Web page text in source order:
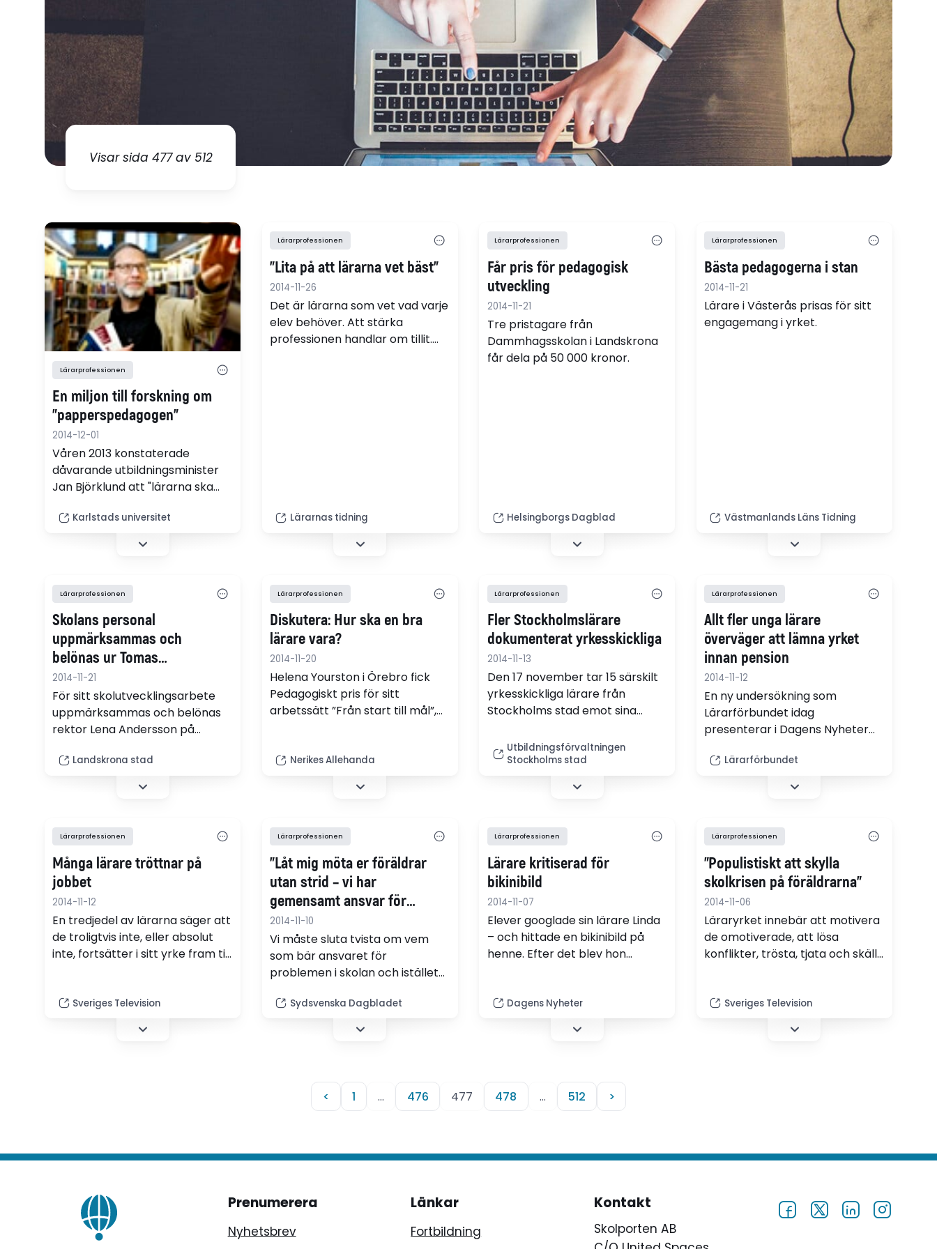
Visar sida 477 av 512
Lärarprofessionen
En miljon till forskning om
"papperspedagogen"
2014-12-01
Våren 2013 konstaterade
dåvarande utbildningsminister
Jan Björklund att "lärarna ska
byråkrati". Åtgärder sattes in.
Men vad har hänt i praktiken?
universitet, ta reda på.
Karlstads universitet
Lärarprofessionen
"Lita på att lärarna vet bäst"
2014-11-26
Det är lärarna som vet vad varje
elev behöver. Att stärka
professionen handlar om tillit.
Lärarnas tidning
Lärarprofessionen
Får pris för pedagogisk
utveckling
2014-11-21
Tre pristagare från
Dammhagsskolan i Landskrona
får dela på 50 000 kronor.
Helsingborgs Dagblad
Lärarprofessionen
Bästa pedagogerna i stan
2014-11-21
Lärare i Västerås prisas för sitt
engagemang i yrket.
Västmanlands Läns Tidning
Lärarprofessionen
Skolans personal
uppmärksammas och
belönas ur Tomas
Johanssons minnesfond
2014-11-21
För sitt skolutvecklingsarbete
uppmärksammas och belönas
rektor Lena Andersson på
Dolck som arbetar med
introduktion av nyanlända och
Landskrona stad
Lärarprofessionen
Diskutera: Hur ska en bra
lärare vara?
2014-11-20
Helena Yourston i Örebro fick
Pedagogiskt pris för sitt
arbetssätt ”Från start till mål”,
att ingen uppfunnit det här
Nerikes Allehanda
Lärarprofessionen
Fler Stockholmslärare
dokumenterat yrkesskickliga
2014-11-13
Den 17 november tar 15 särskilt
yrkesskickliga lärare från
Stockholms stad emot sina
emeritus Göran Grimwall
tillsammans med kolleger från
Kunskapsskolan. Ceremonin
äger rum på Norra Latin.
Utbildningsförvaltningen
Stockholms stad
Lärarprofessionen
Allt fler unga lärare
överväger att lämna yrket
innan pension
2014-11-12
En ny undersökning som
Lärarförbundet idag
presenterar i Dagens Nyheter
lärare inte kan tänka sig att
jobba kvar i yrket till pension.
Lärarförbundet
Lärarprofessionen
Många lärare tröttnar på
jobbet
2014-11-12
En tredjedel av lärarna säger att
de troligtvis inte, eller absolut
inte, fortsätter i sitt yrke fram till
Sveriges Television
Lärarprofessionen
"Låt mig möta er föräldrar
utan strid – vi har
gemensamt ansvar för
skolan"
2014-11-10
Vi måste sluta tvista om vem
som bär ansvaret för
problemen i skolan och istället
både föräldrar, lärare och
skolledare, skriver läraren Ulrika
Sydsvenska Dagbladet
Lärarprofessionen
Lärare kritiserad för
bikinibild
2014-11-07
Elever googlade sin lärare Linda
– och hittade en bikinibild på
henne. Efter det blev hon
veta att hon var en dålig
Dagens Nyheter
Lärarprofessionen
”Populistiskt att skylla
skolkrisen på föräldrarna”
2014-11-06
Läraryrket innebär att motivera
de omotiverade, att lösa
konflikter, trösta, tjata och skälla
rektor.Sveriges Television
< 1 … 476 477 478 … 512 >
Prenumerera
Nyhetsbrev
Länkar
Fortbildning
Kontakt
Skolporten AB